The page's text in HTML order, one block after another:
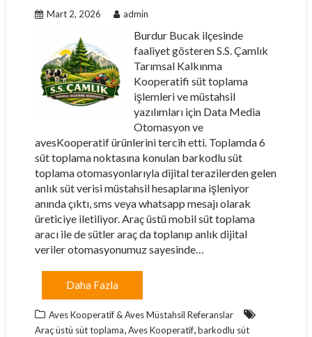
Mart 2, 2026 admin
Burdur Bucak ilçesinde
faaliyet gösteren S.S. Çamlık
Tarımsal Kalkınma
Kooperatifi süt toplama
işlemleri ve müstahsil
yazılımları için Data Media
Otomasyon ve
avesKooperatif ürünlerini tercih etti. Toplamda 6
süt toplama noktasına konulan barkodlu süt
toplama otomasyonlarıyla dijital terazilerden gelen
anlık süt verisi müstahsil hesaplarına işleniyor
anında çıktı, sms veya whatsapp mesajı olarak
üreticiye iletiliyor. Araç üstü mobil süt toplama
aracı ile de sütler araç da toplanıp anlık dijital
veriler otomasyonumuz sayesinde…
Daha Fazla
Aves Kooperatif & Aves Müstahsil Referanslar
Araç üstü süt toplama,Aves Kooperatif,barkodlu süt